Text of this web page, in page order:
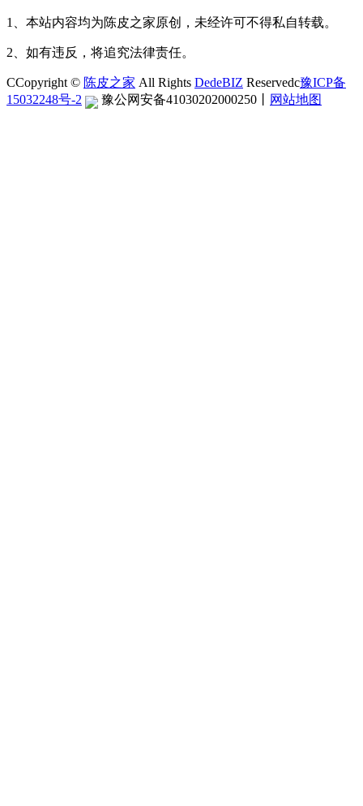
1、本站内容均为陈皮之家原创，未经许可不得私自转载。
2、如有违反，将追究法律责任。
CCopyright © 陈皮之家 All Rights DedeBIZ Reservedc豫ICP备
15032248号-2
豫公网安备41030202000250 网站地图